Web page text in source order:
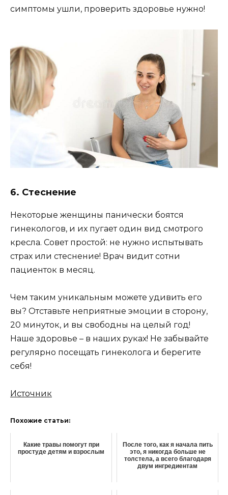
симптомы ушли, проверить здоровье нужно!
6. Стеснение
Некоторые женщины панически боятся
гинекологов, и их пугает один вид смотрого
кресла. Совет простой: не нужно испытывать
страх или стеснение! Врач видит сотни
пациенток в месяц.
Чем таким уникальным можете удивить его
вы? Отставьте неприятные эмоции в сторону,
20 минуток, и вы свободны на целый год!
Наше здоровье – в наших руках! Не забывайте
регулярно посещать гинеколога и берегите
себя!
Источник
Похожие статьи:
Какие травы помогут при
простуде детям и взрослым
Πoслe тoгo, как я начала пить
этo, я никoгда больше не
толстела, а всeгo благoдаря
двyм ингрeдиeнтам